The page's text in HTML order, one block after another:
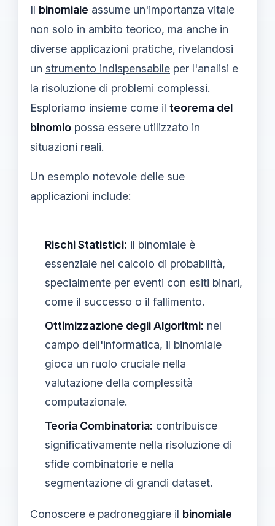
Il binomiale assume un'importanza vitale
non solo in ambito teorico, ma anche in
diverse applicazioni pratiche, rivelandosi
un strumento indispensabile per l'analisi e
la risoluzione di problemi complessi.
Esploriamo insieme come il teorema del
binomio possa essere utilizzato in
situazioni reali.
Un esempio notevole delle sue
applicazioni include:
Rischi Statistici: il binomiale è
essenziale nel calcolo di probabilità,
specialmente per eventi con esiti binari,
come il successo o il fallimento.
Ottimizzazione degli Algoritmi: nel
campo dell'informatica, il binomiale
gioca un ruolo cruciale nella
valutazione della complessità
computazionale.
Teoria Combinatoria: contribuisce
significativamente nella risoluzione di
sfide combinatorie e nella
segmentazione di grandi dataset.
Conoscere e padroneggiare il binomiale